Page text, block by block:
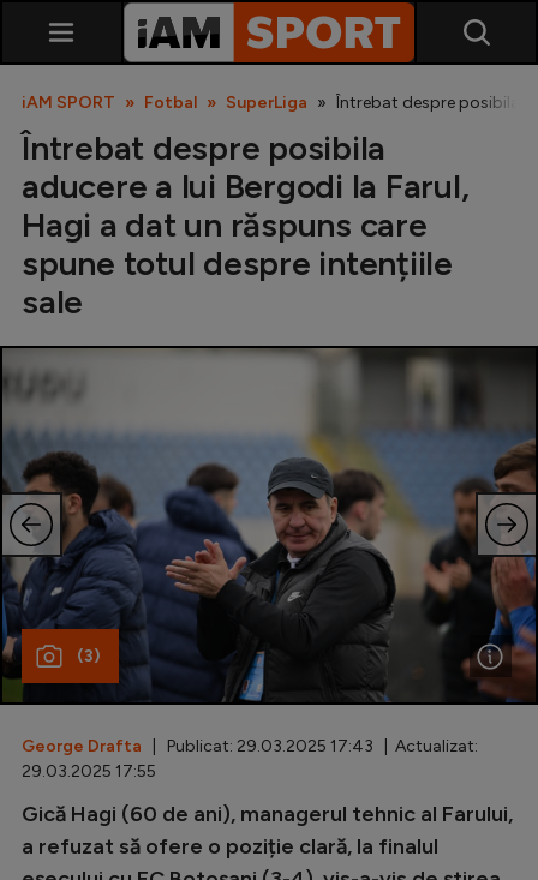
Liga 2
U21
Fotbal feminin
Special
Diverse
Inedit
Champions League
iAM SPORT Fotbal SuperLiga Întrebat despre posibila
Întrebat despre posibila
aducere a lui Bergodi la Farul,
Hagi a dat un răspuns care
spune totul despre intențiile
sale
(3)
George Drafta | Publicat: 29.03.2025 17:43 | Actualizat:
29.03.2025 17:55
Gică Hagi (60 de ani), managerul tehnic al Farului,
a refuzat să ofere o poziție clară, la finalul